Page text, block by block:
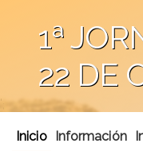
1ª
22 DE
';
Inicio Información